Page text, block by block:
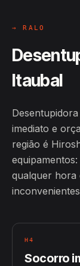
→ RALO
Itaubal
imediato e
região é
qualquer hora
H4
Socorro